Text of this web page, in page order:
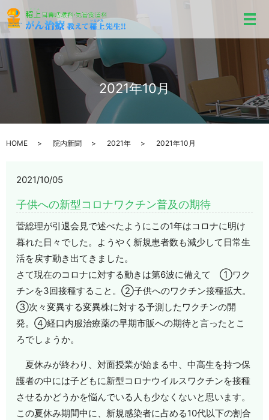
メ
2021年10月
HOME 院内新聞 2021年 2021年10月
2021/10/05
子供への新型コロナワクチン普及の期待
菅総理が引退会見で述べたようにこの1年はコロナに明け
暮れた日々でした。ようやく新規患者数も減少して日常生
活を戻す動き出てきました。
さて現在のコロナに対する動きは第6波に備えて ①ワク
チンを3回接種すること。②子供へのワクチン接種拡大。
③次々変異する変異株に対する予測したワクチンの開
発。④経口内服治療薬の早期市販への期待と言ったとこ
ろでしょうか。
夏休みが終わり、対面授業が始まる中、中高生を持つ保
護者の中には子どもに新型コロナウイルスワクチンを接種
させるかどうかを悩んでいる人も少なくないと思います。
この夏休み期間中に、新規感染者に占める10代以下の割合